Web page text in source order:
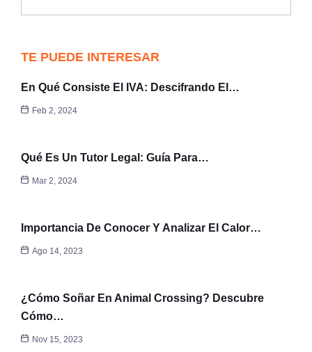
TE PUEDE INTERESAR
En Qué Consiste El IVA: Descifrando El…
Feb 2, 2024
Qué Es Un Tutor Legal: Guía Para…
Mar 2, 2024
Importancia De Conocer Y Analizar El Calor…
Ago 14, 2023
¿Cómo Soñar En Animal Crossing? Descubre
Cómo…
Nov 15, 2023